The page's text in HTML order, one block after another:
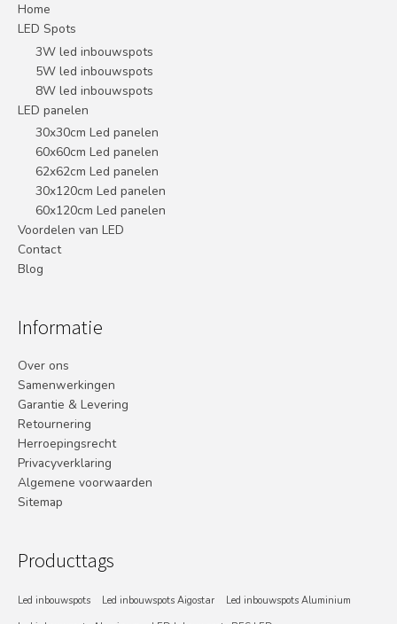
Home
LED Spots
3W led inbouwspots
5W led inbouwspots
8W led inbouwspots
LED panelen
30x30cm Led panelen
60x60cm Led panelen
62x62cm Led panelen
30x120cm Led panelen
60x120cm Led panelen
Voordelen van LED
Contact
Blog
Informatie
Over ons
Samenwerkingen
Garantie & Levering
Retournering
Herroepingsrecht
Privacyverklaring
Algemene voorwaarden
Sitemap
Producttags
Led inbouwspots Led inbouwspots Aigostar
Led inbouwspots Aluminium